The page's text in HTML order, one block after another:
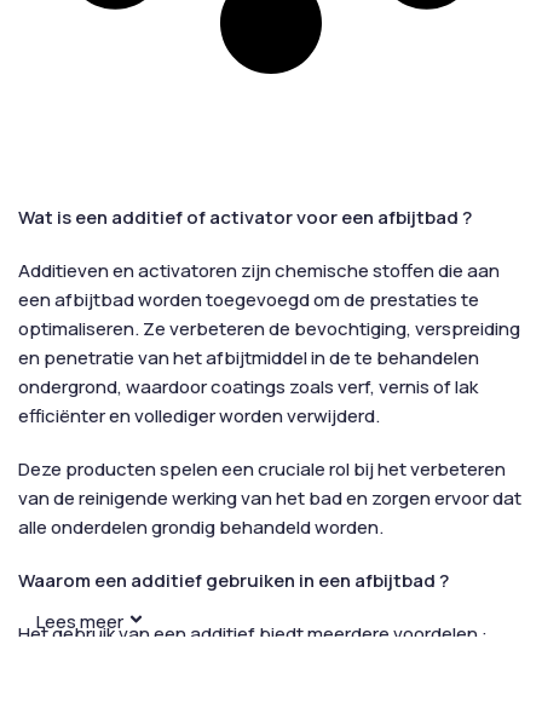
Wat is een additief of activator voor een afbijtbad ?
Additieven en activatoren zijn chemische stoffen die aan
een afbijtbad worden toegevoegd om de prestaties te
optimaliseren. Ze verbeteren de bevochtiging, verspreiding
en penetratie van het afbijtmiddel in de te behandelen
ondergrond, waardoor coatings zoals verf, vernis of lak
efficiënter en vollediger worden verwijderd.
Deze producten spelen een cruciale rol bij het verbeteren
van de reinigende werking van het bad en zorgen ervoor dat
alle onderdelen grondig behandeld worden.
Waarom een additief gebruiken in een afbijtbad ?
Het gebruik van een additief biedt meerdere voordelen :
Lees meer